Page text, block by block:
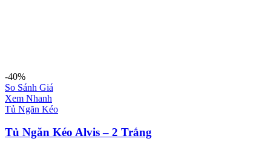
-40%
So Sánh Giá
Xem Nhanh
Tủ Ngăn Kéo
Tủ Ngăn Kéo Alvis – 2 Trắng